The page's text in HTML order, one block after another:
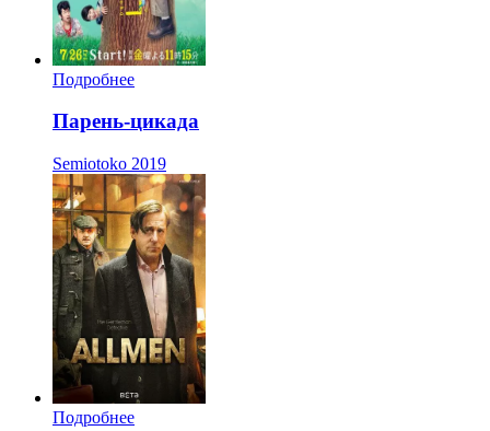
Подробнее
Парень-цикада
Semiotoko 2019
Подробнее